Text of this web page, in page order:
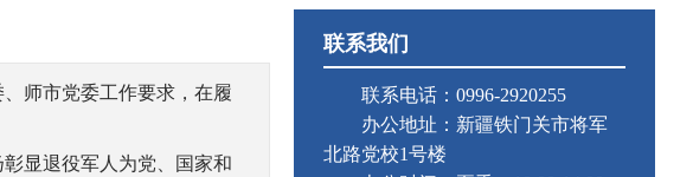
师市党委工作要求，在履
显退役军人为党、国家和
联系我们
联系电话：0996-2920255
办公地址：新疆铁门关市将军
北路党校1号楼